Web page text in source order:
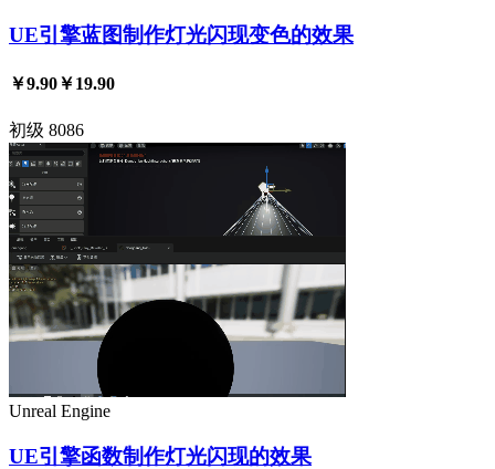
UE引擎蓝图制作灯光闪现变色的效果
￥9.90￥19.90
初级 8086
Unreal Engine
UE引擎函数制作灯光闪现的效果